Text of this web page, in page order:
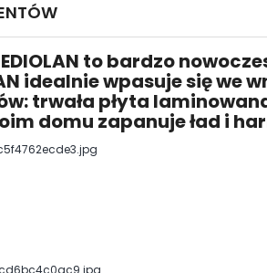
to bardzo
idealnie wpasuje się
trwała płyta
domu zapanuje ład i